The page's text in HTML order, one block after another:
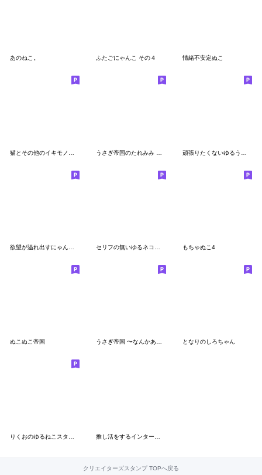
あのねこ。 ふたごにゃんこ その４ 情緒不安定ぬこ
もちゃぬこ4
ぬこぬこ帝国 うさぎ帝国 〜なんかあげる〜 となりのしろちゃん
クリエイターズスタンプ TOPへ戻る